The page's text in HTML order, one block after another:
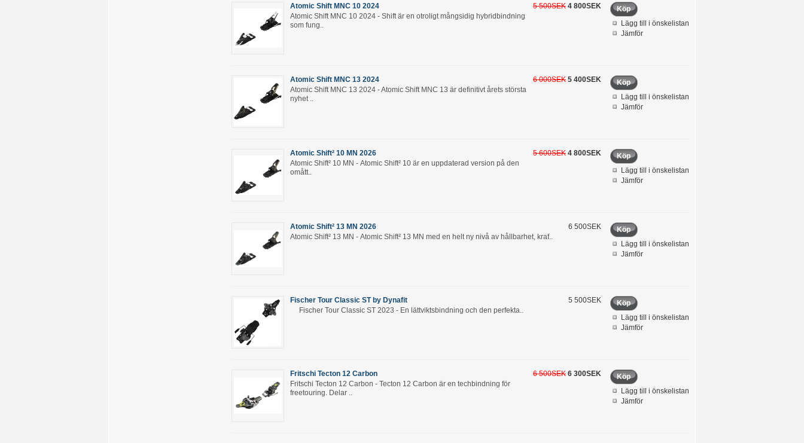
Köp
Lägg till i önskelistan
Jämför
5 500SEK 4 800SEK
Atomic Shift MNC 10 2024
Atomic Shift MNC 10 2024 - Shift är en otroligt mångsidig hybridbindning
som fung..
Köp
Lägg till i önskelistan
Jämför
6 000SEK 5 400SEK
Atomic Shift MNC 13 2024
Atomic Shift MNC 13 2024 - Atomic Shift MNC 13 är definitivt årets största
nyhet ..
Köp
Lägg till i önskelistan
Jämför
5 600SEK 4 800SEK
Atomic Shift² 10 MN 2026
Atomic Shift² 10 MN - Atomic Shift² 10 är en uppdaterad version på den
omått..
Köp
Lägg till i önskelistan
Jämför
6 500SEK
Atomic Shift² 13 MN 2026
Atomic Shift² 13 MN - Atomic Shift² 13 MN med en helt ny nivå av hållbarhet, kraf..
Köp
Lägg till i önskelistan
Jämför
5 500SEK
Fischer Tour Classic ST by Dynafit
Fischer Tour Classic ST 2023 - En lättviktsbindning och den perfekta..
Köp
Lägg till i önskelistan
Jämför
6 500SEK 6 300SEK
Fritschi Tecton 12 Carbon
Fritschi Tecton 12 Carbon - Tecton 12 Carbon är en techbindning för
freetouring. Delar ..